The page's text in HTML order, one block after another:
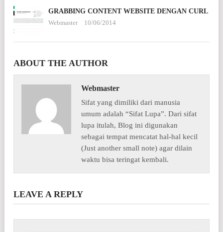
GRABBING CONTENT WEBSITE DENGAN CURL
Webmaster
10/06/2014
ABOUT THE AUTHOR
Webmaster
Sifat yang dimiliki dari manusia
umum adalah “Sifat Lupa”. Dari sifat
lupa itulah, Blog ini digunakan
sebagai tempat mencatat hal-hal kecil
(Just another small note) agar dilain
waktu bisa teringat kembali.
LEAVE A REPLY